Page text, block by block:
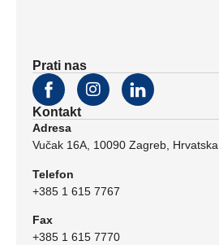
Prati nas
Kontakt
Adresa
Vučak 16A, 10090 Zagreb, Hrvatska
Telefon
+385 1 615 7767
Fax
+385 1 615 7770